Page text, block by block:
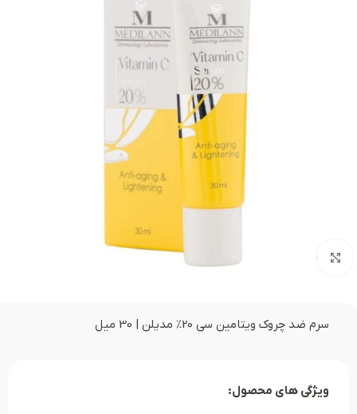
بزرگنمایی تصویر
سرم ضد چروک ویتامین سی 20% مدیلن | 30 میل
ویژگی های محصول: